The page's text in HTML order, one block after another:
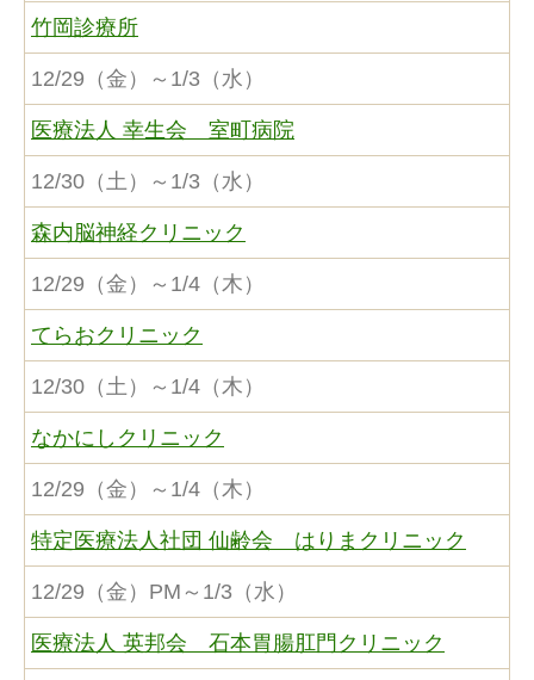
竹岡診療所
12/29（金）～1/3（水）
医療法人 幸生会 室町病院
12/30（土）～1/3（水）
森内脳神経クリニック
12/29（金）～1/4（木）
てらおクリニック
12/30（土）～1/4（木）
なかにしクリニック
12/29（金）～1/4（木）
特定医療法人社団 仙齢会 はりまクリニック
12/29（金）PM～1/3（水）
医療法人 英邦会 石本胃腸肛門クリニック